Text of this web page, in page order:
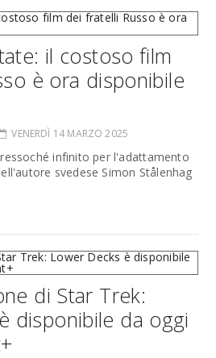
il costoso film
è ora disponibile
VENERDÌ 14 MARZO 2025
infinito per l'adattamento
svedese Simon Stålenhag
di Star Trek:
disponibile da oggi